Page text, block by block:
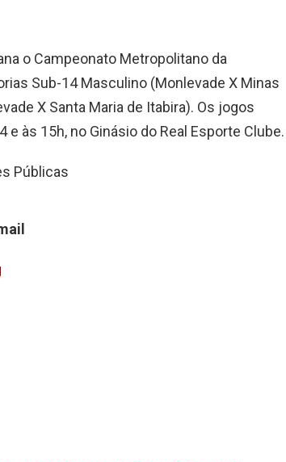
o Campeonato Metropolitano da
Sub-14 Masculino (Monlevade X Minas
X Santa Maria de Itabira). Os jogos
às 15h, no Ginásio do Real Esporte Clube.
Públicas